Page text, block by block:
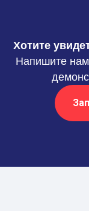
Хотите
Напишите